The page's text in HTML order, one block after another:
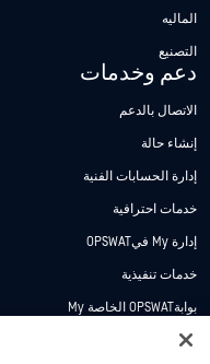
الماليه
التصنيع
دعم وخدمات
الاتصال بالدعم
إنشاء حالة
إدارة الحسابات الفنية
خدمات احترافية
إدارة My فيOPSWAT
خدمات تنفيذية
بوابةOPSWAT الخاصة My
وثائق تقنية